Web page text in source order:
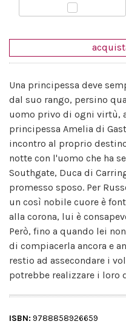
Una principessa deve
dal suo rango, persino
uomo privo di ogni virtù,
principessa Amelia di
incontro al proprio
notte con l'uomo che ha
Southgate, Duca di
promesso sposo. Per
un così nobile cuore è
alla corona, lui è
Però, fino a quando lei
di compiacerla ancora e
restio ad assecondare i
potrebbe realizzare i loro
ISBN: 9788858926659